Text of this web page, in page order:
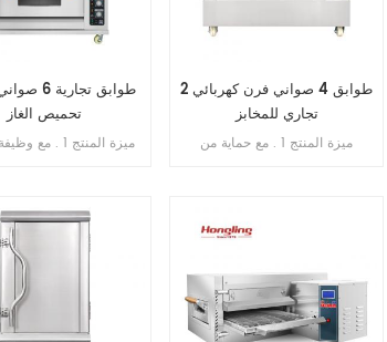
تحميص الغاز
ميزة المنتج 1 .
. 4 . أنابيب غاز
2 طوابق 4 صواني فرن كهربائي
تجاري للمخابز
ميزة المنتج 1 . مع حماية من